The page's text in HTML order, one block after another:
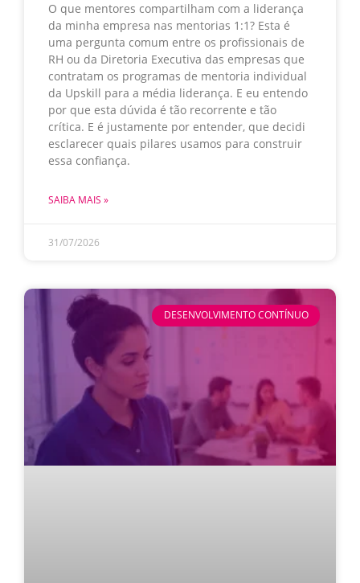
O que mentores compartilham com a liderança
da minha empresa nas mentorias 1:1? Esta é
uma pergunta comum entre os profissionais de
RH ou da Diretoria Executiva das empresas que
contratam os programas de mentoria individual
da Upskill para a média liderança. E eu entendo
por que esta dúvida é tão recorrente e tão
crítica. E é justamente por entender, que decidi
esclarecer quais pilares usamos para construir
essa confiança.
SAIBA MAIS »
31/07/2026
DESENVOLVIMENTO CONTÍNUO